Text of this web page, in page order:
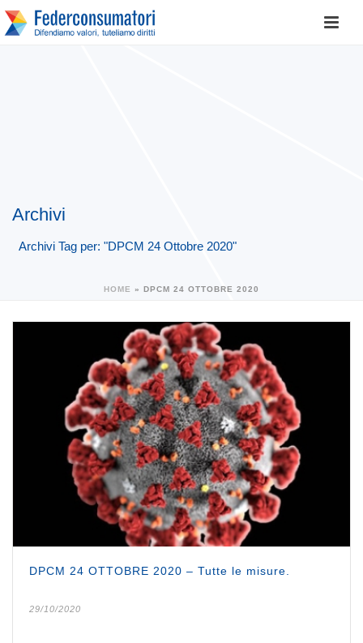
Archivi
Archivi Tag per: "DPCM 24 Ottobre 2020"
HOME » DPCM 24 OTTOBRE 2020
DPCM 24 OTTOBRE 2020 – Tutte le misure.
29/10/2020